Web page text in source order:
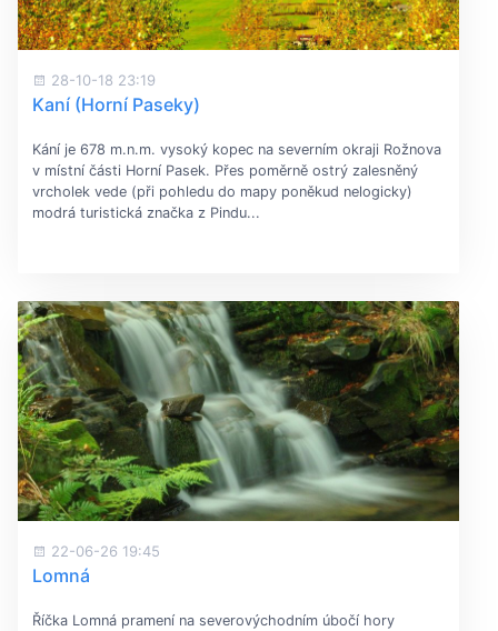
28-10-18 23:19
Kaní (Horní Paseky)
Kání je 678 m.n.m. vysoký kopec na severním okraji Rožnova
v místní části Horní Pasek. Přes poměrně ostrý zalesněný
vrcholek vede (při pohledu do mapy poněkud nelogicky)
modrá turistická značka z Pindu...
22-06-26 19:45
Lomná
Říčka Lomná pramení na severovýchodním úbočí hory